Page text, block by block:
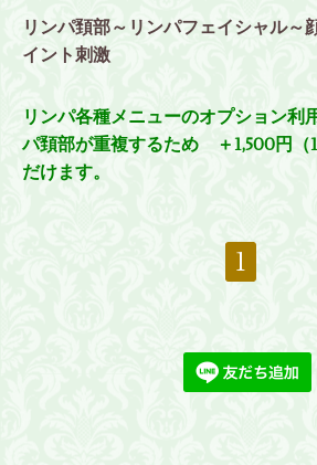
リンパ頚部～リンパフェイシャル～
イント刺激
リンパ各種メニューのオプション利
パ頚部が重複するため ＋1,500円（
だけます。
1